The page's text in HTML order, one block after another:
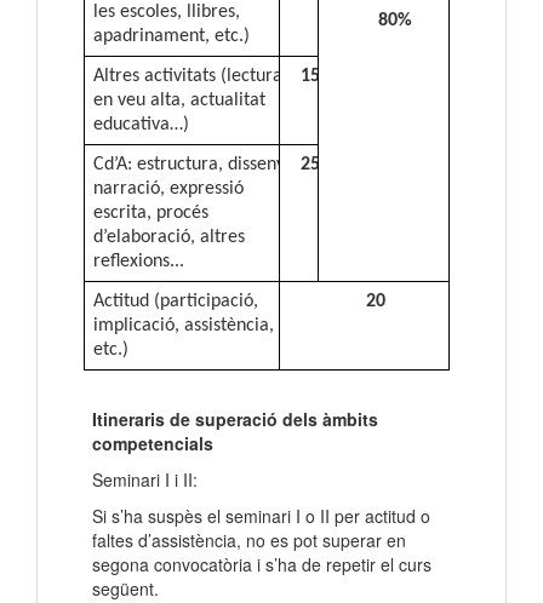
80%
les escoles, llibres,
apadrinament, etc.)
Altres activitats (lectura
en veu alta, actualitat
educativa…)
15
Cd’A: estructura, disseny,
narració, expressió
escrita, procés
d’elaboració, altres
reflexions...
25
Actitud (participació,
implicació, assistència,
etc.)
20
Itineraris de superació dels àmbits
competencials
Seminari I i II:
Si s’ha suspès el seminari I o II per actitud o
faltes d’assistència, no es pot superar en
segona convocatòria i s’ha de repetir el curs
següent.